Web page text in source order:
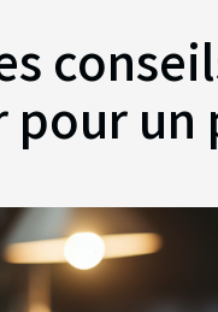
pour